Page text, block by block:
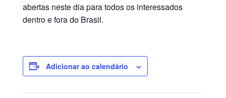
abertas neste dia para todos os interessados
dentro e fora do Brasil.
Adicionar ao calendário